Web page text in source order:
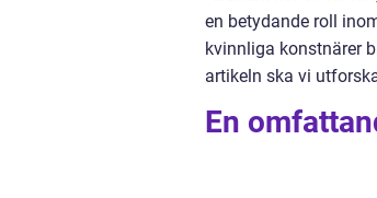
en betydande roll
kvinnliga konstnärer
artikeln ska vi
En